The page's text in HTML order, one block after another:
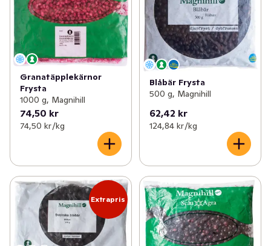
Granatäpplekärnor
Frysta
1000 g, Magnihill
74,50 kr
74,50 kr /kg
Blåbär Frysta
500 g, Magnihill
62,42 kr
124,84 kr /kg
Extrapris